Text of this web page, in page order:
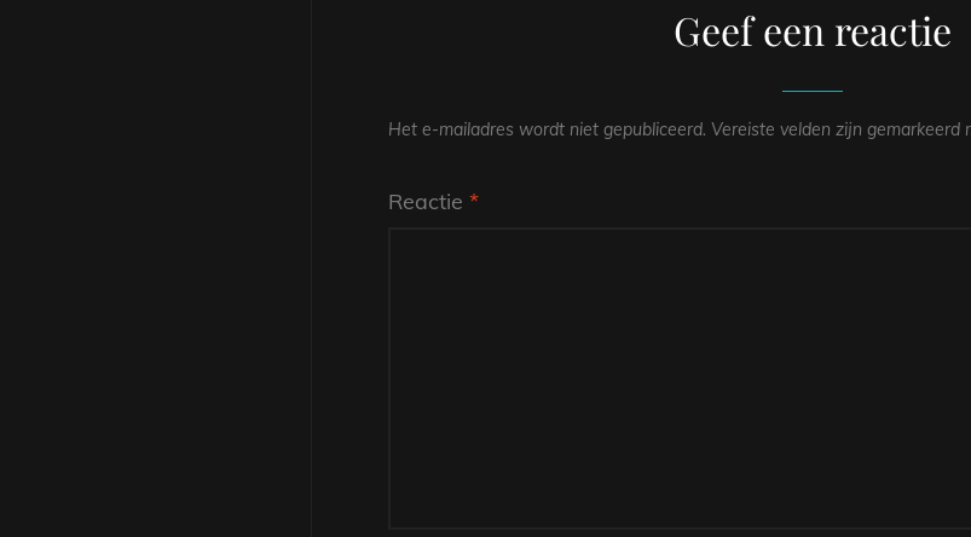
Geef een reactie
Het e-mailadres wordt niet gepubliceerd. Vereiste velden zijn gemarkeerd
Reactie *